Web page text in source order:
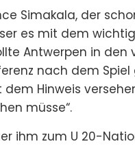
Simakala, der
es mit dem
Antwerpen in
nach dem
Hinweis
müsse“.
ihm zum U 20-